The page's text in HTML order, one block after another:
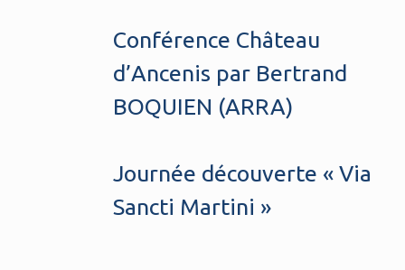
Conférence Château
d’Ancenis par Bertrand
BOQUIEN (ARRA)
Journée découverte « Via
Sancti Martini »